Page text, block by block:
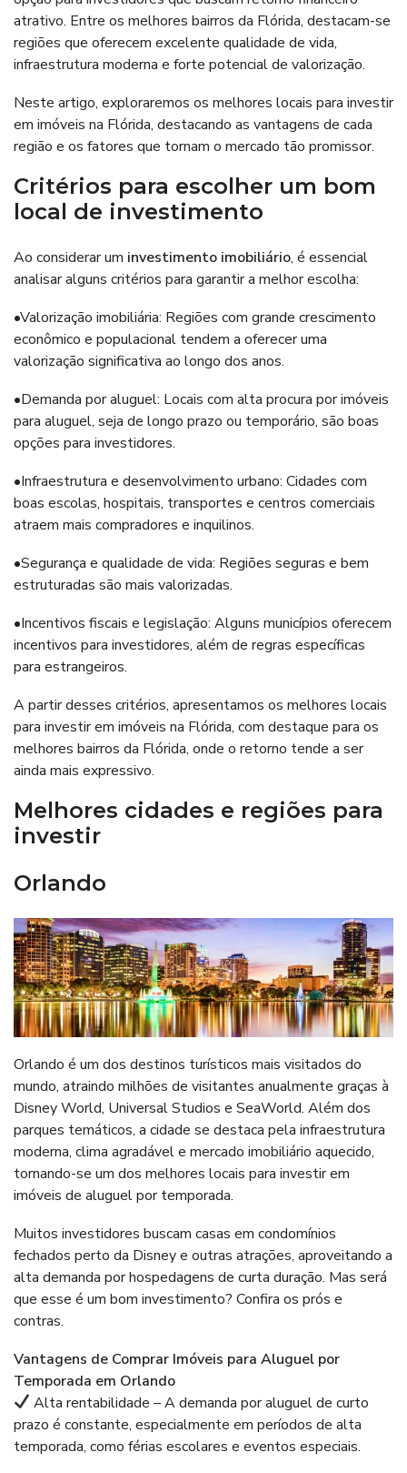
atrativo. Entre os melhores bairros da Flórida, destacam-se
regiões que oferecem excelente qualidade de vida,
infraestrutura moderna e forte potencial de valorização.
Neste artigo, exploraremos os melhores locais para investir
em imóveis na Flórida, destacando as vantagens de cada
região e os fatores que tornam o mercado tão promissor.
Critérios para escolher um bom
local de investimento
Ao considerar um investimento imobiliário, é essencial
analisar alguns critérios para garantir a melhor escolha:
•Valorização imobiliária: Regiões com grande crescimento
econômico e populacional tendem a oferecer uma
valorização significativa ao longo dos anos.
•Demanda por aluguel: Locais com alta procura por imóveis
para aluguel, seja de longo prazo ou temporário, são boas
opções para investidores.
•Infraestrutura e desenvolvimento urbano: Cidades com
boas escolas, hospitais, transportes e centros comerciais
atraem mais compradores e inquilinos.
•Segurança e qualidade de vida: Regiões seguras e bem
estruturadas são mais valorizadas.
•Incentivos fiscais e legislação: Alguns municípios oferecem
incentivos para investidores, além de regras específicas
para estrangeiros.
A partir desses critérios, apresentamos os melhores locais
para investir em imóveis na Flórida, com destaque para os
melhores bairros da Flórida, onde o retorno tende a ser
ainda mais expressivo.
Melhores cidades e regiões para
investir
Orlando
Orlando é um dos destinos turísticos mais visitados do
mundo, atraindo milhões de visitantes anualmente graças à
Disney World, Universal Studios e SeaWorld. Além dos
parques temáticos, a cidade se destaca pela infraestrutura
moderna, clima agradável e mercado imobiliário aquecido,
tornando-se um dos melhores locais para investir em
imóveis de aluguel por temporada.
Muitos investidores buscam casas em condomínios
fechados perto da Disney e outras atrações, aproveitando a
alta demanda por hospedagens de curta duração. Mas será
que esse é um bom investimento? Confira os prós e
contras.
Vantagens de Comprar Imóveis para Aluguel por
Temporada em Orlando
Alta rentabilidade – A demanda por aluguel de curto
prazo é constante, especialmente em períodos de alta
temporada, como férias escolares e eventos especiais.